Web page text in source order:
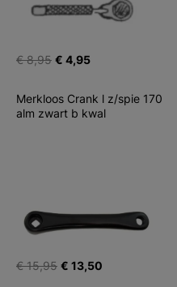
€ 8,95 € 4,95
Merkloos Crank l z/spie 170
alm zwart b kwal
€ 15,95 € 13,50